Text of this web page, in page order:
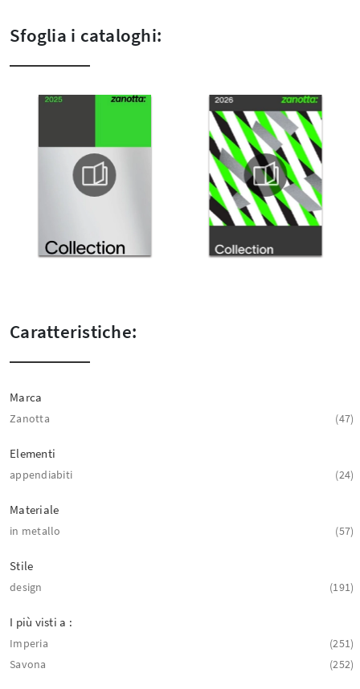
Sfoglia i cataloghi:
Caratteristiche:
Marca
Zanotta 47
Elementi
appendiabiti 24
Materiale
in metallo 57
Stile
design 191
I più visti a :
Imperia
251
Savona
252